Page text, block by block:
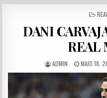
DANI
REAL
AUTHOR:
ADMIN MAIO 18,